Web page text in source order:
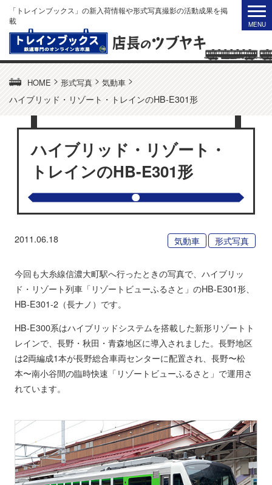
「トレインブックス」の新入荷情報や形式写真撮影の活動成果を掲
載
HOME > 形式写真 > 気動車 >
ハイブリッド・リゾート・トレインのHB-E301形
ハイブリッド・リゾート・
トレインのHB-E301形
2011.06.18 気動車 形式写真
今回も大糸線信濃大町駅へ行ったときの写真で、ハイブリッ
ド・リゾート列車「リゾートビューふるさと」のHB-E301形、
HB-E301-2（長ナノ）です。
HB-E300系はハイブリッドシステムを搭載した新形リゾートト
レインで、長野・秋田・青森地区に導入されました。長野地区
は2両編成1本が長野総合車両センターに配置され、長野〜松
本〜南小谷間の臨時快速「リゾートビューふるさと」で運用さ
れています。